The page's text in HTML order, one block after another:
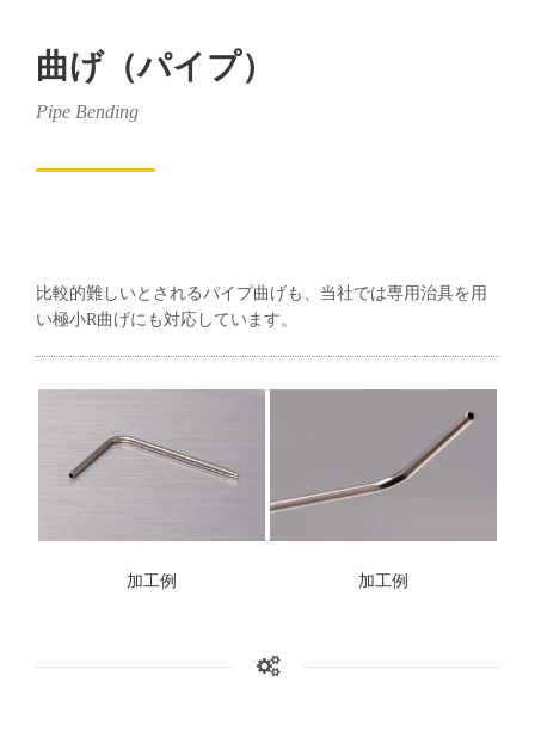
曲げ（パイプ）
Pipe Bending
比較的難しいとされるパイプ曲げも、当社では専用治具を用
い極小R曲げにも対応しています。
加工例 加工例